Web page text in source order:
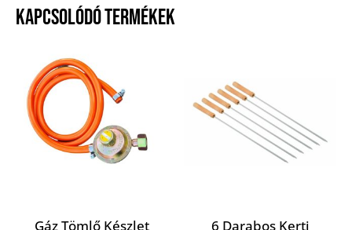
KAPCSOLÓDÓ TERMÉKEK
Gáz Tömlő Készlet
6 Darabos Kerti